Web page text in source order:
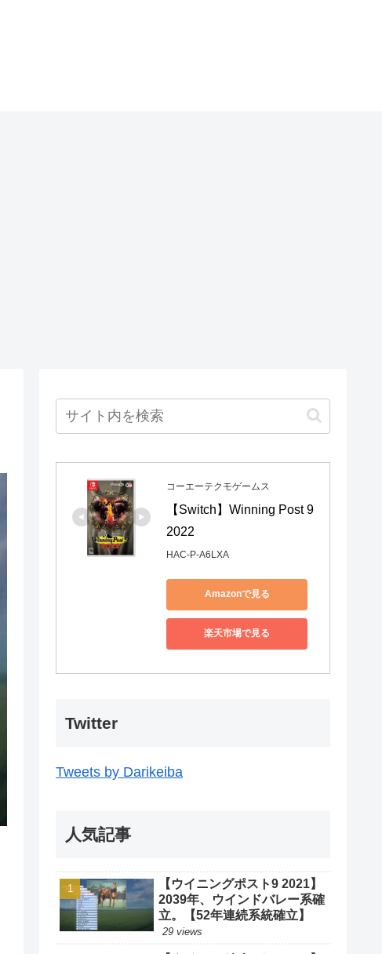
コーエーテクモゲームス
【Switch】Winning Post 9
2022
HAC-P-A6LXA
Amazonで見る
楽天市場で見る
Twitter
Tweets by Darikeiba
人気記事
【ウイニングポスト9 2021】
2039年、ウインドバレー系確
立。【52年連続系統確立】
29 views